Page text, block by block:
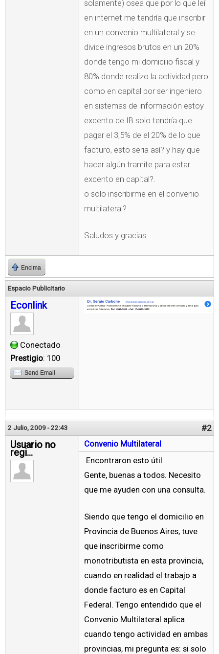
solamente) osea que por lo que leí
en internet me tendría que inscribir
en un convenio multilateral y se
divide ingresos brutos en un 20%
donde tengo mi domicilio fiscal y
80% donde realizo la actividad pero
como en capital por ser ingeniero
en sistemas de información estoy
excento de IB solo tendría que
pagar el 3,5% de el 20% de lo que
facturo, esto seria así? y hay que
hacer algún tramite para estar
excento en capital?.
o solo inscribirme en el convenio
multilateral?
Saludos y gracias
Encima
Espacio Publicitario
Econlink
Conectado
Prestigio: 100
Send Email
2 Julio, 2009 - 22:43 #2
Usuario no
regi...
Convenio Multilateral
Encontraron esto útil
Gente, buenas a todos. Necesito
que me ayuden con una consulta.
Siendo que tengo el domicilio en
Provincia de Buenos Aires, tuve
que inscribirme como
monotributista en esta provincia,
cuando en realidad el trabajo a
donde facturo es en Capital
Federal. Tengo entendido que el
Convenio Multilateral aplica
cuando tengo actividad en ambas
provincias, mi pregunta es: si solo